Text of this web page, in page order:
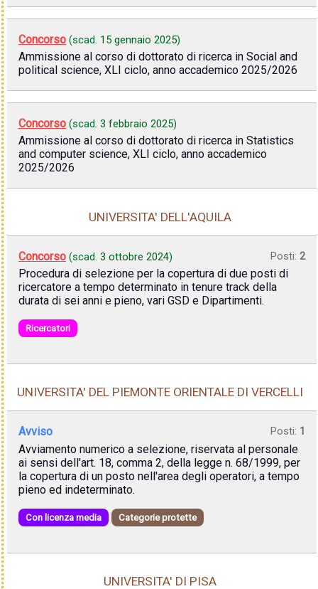
Concorso (scad. 15 gennaio 2025)
Ammissione al corso di dottorato di ricerca in Social and
political science, XLI ciclo, anno accademico 2025/2026
Concorso (scad. 3 febbraio 2025)
Ammissione al corso di dottorato di ricerca in Statistics
and computer science, XLI ciclo, anno accademico
2025/2026
UNIVERSITA' DELL'AQUILA
Concorso (scad. 3 ottobre 2024) Posti: 2
Procedura di selezione per la copertura di due posti di
ricercatore a tempo determinato in tenure track della
durata di sei anni e pieno, vari GSD e Dipartimenti.
Ricercatori
UNIVERSITA' DEL PIEMONTE ORIENTALE DI VERCELLI
Avviso Posti: 1
Avviamento numerico a selezione, riservata al personale
ai sensi dell'art. 18, comma 2, della legge n. 68/1999, per
la copertura di un posto nell'area degli operatori, a tempo
pieno ed indeterminato.
Con licenza media Categorie protette
UNIVERSITA' DI PISA